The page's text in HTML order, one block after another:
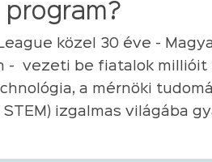
program?
közel 30 éve -
- vezeti be fiatalok millióit
a mérnöki
izgalmas világába